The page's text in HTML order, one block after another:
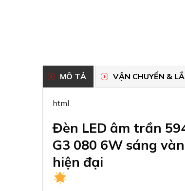
MÔ TẢ VẬN CHUYỂN &
html
Đèn LED âm trần
G3 080 6W sáng
hiện đại